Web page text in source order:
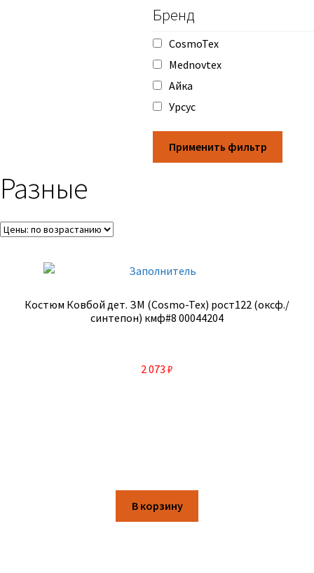
Бренд
CosmoTex
Mednovtex
Айка
Урсус
Применить фильтр
Разные
Костюм Ковбой дет. ЗМ (Cosmo-Tex) рост122 (оксф./
синтепон) кмф#8 00044204
2 073 ₽
В корзину